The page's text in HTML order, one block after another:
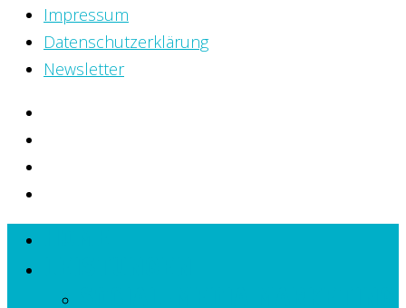
Impressum
Datenschutzerklärung
Newsletter